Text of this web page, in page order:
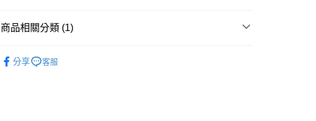
便利好安心！
３．安心：先確認商品／服務後，再付款。
商品相關分類 (1)
分享
客服